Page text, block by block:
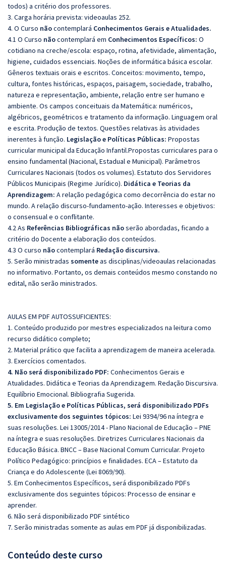
todos) a critério dos professores.
3. Carga horária prevista: videoaulas 252.
4. O Curso nãocontemplará Conhecimentos Gerais e Atualidades.
4.1 O Curso nãocontemplará em Conhecimentos Específicos: O
cotidiano na creche/escola: espaço, rotina, afetividade, alimentação,
higiene, cuidados essenciais. Noções de informática básica escolar.
Gêneros textuais orais e escritos. Conceitos: movimento, tempo,
cultura, fontes históricas, espaços, paisagem, sociedade, trabalho,
natureza e representação, ambiente, relação entre ser humano e
ambiente. Os campos conceituais da Matemática: numéricos,
algébricos, geométricos e tratamento da informação. Linguagem oral
e escrita. Produção de textos. Questões relativas às atividades
inerentes à função. Legislação e Políticas Públicas: Propostas
curricular municipal da Educação Infantil.Propostas curriculares para o
ensino fundamental (Nacional, Estadual e Municipal). Parâmetros
Curriculares Nacionais (todos os volumes). Estatuto dos Servidores
Públicos Municipais (Regime Jurídico). Didática e Teorias da
Aprendizagem: A relação pedagógica como decorrência do estar no
mundo. A relação discurso-fundamento-ação. Interesses e objetivos:
o consensual e o conflitante.
4.2 As Referências Bibliográficas nãoserão abordadas, ficando a
critério do Docente a elaboração dos conteúdos.
4.3 O curso nãocontemplará Redação discursiva.
5. Serão ministradas somenteas disciplinas/videoaulas relacionadas
no informativo. Portanto, os demais conteúdos mesmo constando no
edital, não serão ministrados.
AULAS EM PDF AUTOSSUFICIENTES:
1. Conteúdo produzido por mestres especializados na leitura como
recurso didático completo;
2. Material prático que facilita a aprendizagem de maneira acelerada.
3. Exercícios comentados.
4. Não será disponibilizado PDF: Conhecimentos Gerais e
Atualidades. Didática e Teorias da Aprendizagem. Redação Discursiva.
Equilíbrio Emocional. Bibliografia Sugerida.
5. Em Legislação e Políticas Públicas, será disponibilizado PDFs
exclusivamente dos seguintes tópicos: Lei 9394/96 na íntegra e
suas resoluções. Lei 13005/2014 - Plano Nacional de Educação – PNE
na íntegra e suas resoluções. Diretrizes Curriculares Nacionais da
Educação Básica. BNCC – Base Nacional Comum Curricular. Projeto
Político Pedagógico: princípios e finalidades. ECA – Estatuto da
Criança e do Adolescente (Lei 8069/90).
5. Em Conhecimentos Específicos, será disponibilizado PDFs
exclusivamente dos seguintes tópicos: Processo de ensinar e
aprender.
6. Não será disponibilizado PDF sintético
7. Serão ministradas somente as aulas em PDF já disponibilizadas.
Conteúdo deste curso